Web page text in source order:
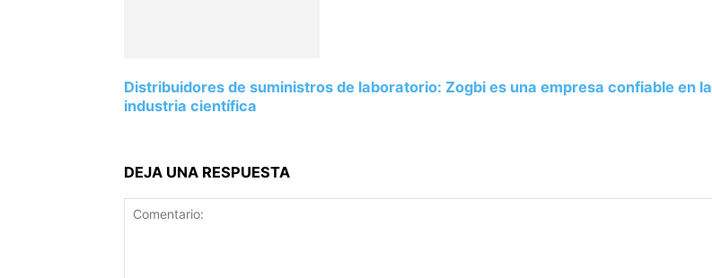
Distribuidores de suministros de laboratorio: Zogbi es una empresa confiable en la
industria científica
DEJA UNA RESPUESTA